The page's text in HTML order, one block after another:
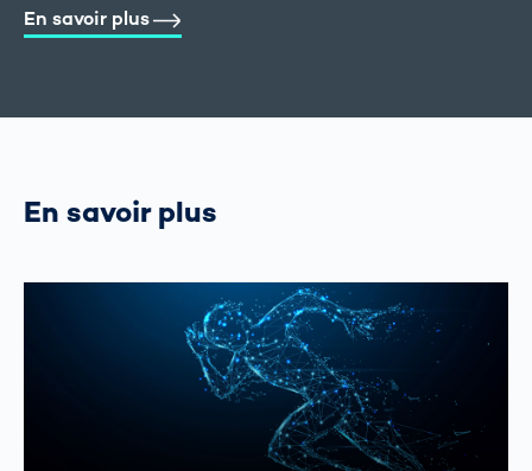
En savoir plus
En savoir plus